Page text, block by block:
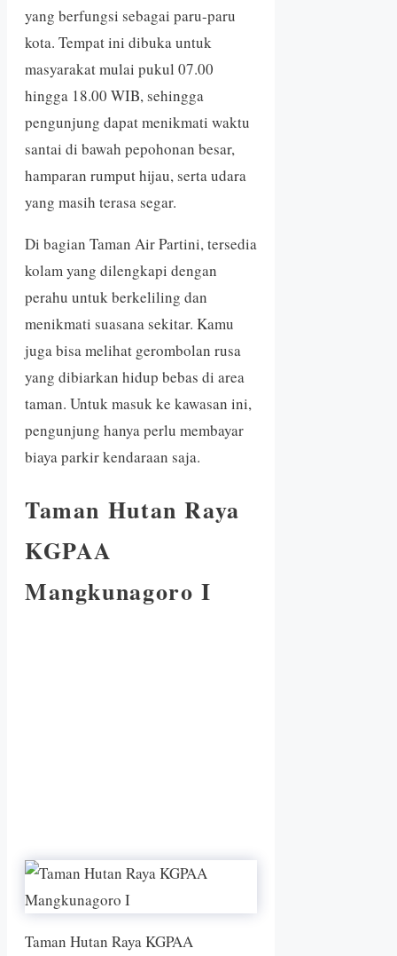
yang berfungsi sebagai paru-paru
kota. Tempat ini dibuka untuk
masyarakat mulai pukul 07.00
hingga 18.00 WIB, sehingga
pengunjung dapat menikmati waktu
santai di bawah pepohonan besar,
hamparan rumput hijau, serta udara
yang masih terasa segar.
Di bagian Taman Air Partini, tersedia
kolam yang dilengkapi dengan
perahu untuk berkeliling dan
menikmati suasana sekitar. Kamu
juga bisa melihat gerombolan rusa
yang dibiarkan hidup bebas di area
taman. Untuk masuk ke kawasan ini,
pengunjung hanya perlu membayar
biaya parkir kendaraan saja.
Taman Hutan Raya
KGPAA
Mangkunagoro I
Taman Hutan Raya KGPAA